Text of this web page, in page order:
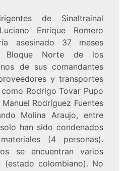
de Sinaltrainal
Enrique Romero
asesinado 37 meses
Bloque Norte de los
de sus comandantes
y transportes
Rodrigo Tovar Pupo
Manuel Rodríguez Fuentes
Molina Araujo, entre
han sido condenados
(4 personas).
se encuentran varios
(estado colombiano). No